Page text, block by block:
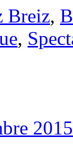
Breiz,
,
2015